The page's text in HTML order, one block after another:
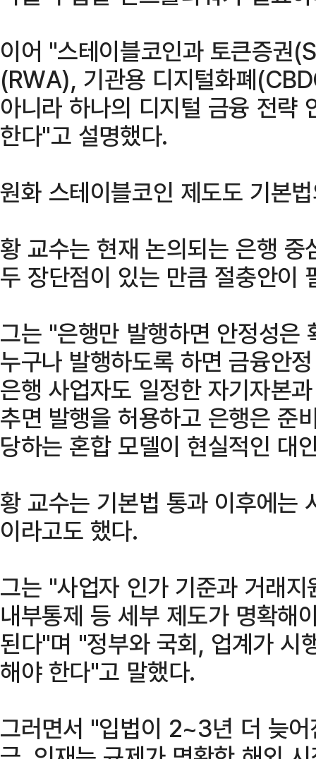
이어 "스테이블코인과 토큰증권
(RWA), 기관용 디지털화폐
아니라 하나의 디지털 금융 전략
한다"고 설명했다.
원화 스테이블코인 제도도 기본
황 교수는 현재 논의되는 은행
두 장단점이 있는 만큼 절충안이
그는 "은행만 발행하면 안정성은
누구나 발행하도록 하면 금융안
은행 사업자도 일정한 자기자본
추면 발행을 허용하고 은행은 준
당하는 혼합 모델이 현실적인 대
황 교수는 기본법 통과 이후에는
이라고도 했다.
그는 "사업자 인가 기준과 거래
내부통제 등 세부 제도가 명확해
된다"며 "정부와 국회, 업계가 시
해야 한다"고 말했다.
그러면서 "입법이 2~3년 더 늦